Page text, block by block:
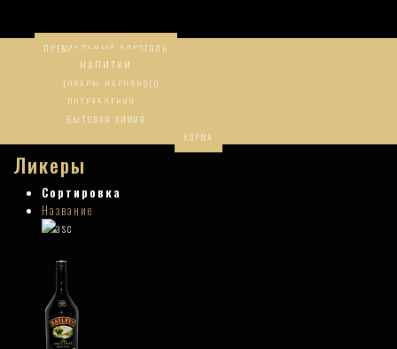
ПРЕМИАЛЬНЫЙ АЛКОГОЛЬ
НАПИТКИ
ТОВАРЫ НАРОДНОГО
ПОТРЕБЛЕНИЯ
БЫТОВАЯ ХИМИЯ
КОРМА
Ликеры
Сортировка
Название